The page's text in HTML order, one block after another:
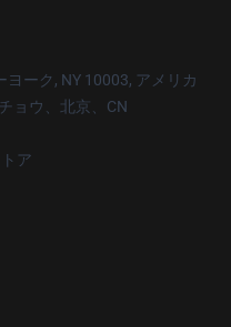
ヨーク, NY 10003, アメリカ
ョウ、北京、CN
ア